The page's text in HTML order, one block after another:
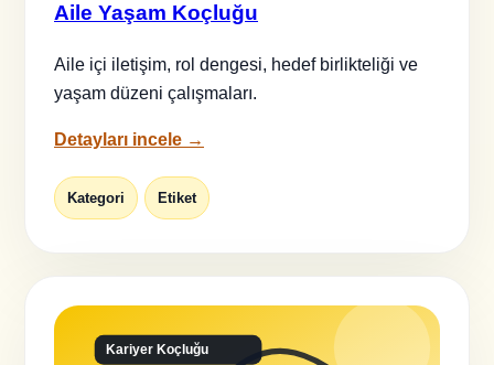
Aile Yaşam Koçluğu
Aile içi iletişim, rol dengesi, hedef birlikteliği ve
yaşam düzeni çalışmaları.
Detayları incele →
Kategori Etiket